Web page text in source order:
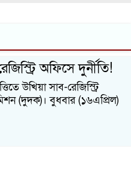
অফিসে দুর্নীতি!
উখিয়া সাব-রেজিস্ট্রি
(দুদক)। বুধবার (১৬এপ্রিল)